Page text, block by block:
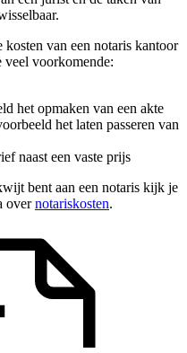
van een notaris kantoor
voorkomende:
het opmaken van een akte
het laten passeren van
naast een vaste prijs
bent aan een notaris kijk je
overnotariskosten.